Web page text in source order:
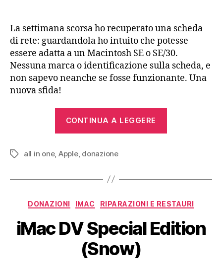
SE/30
alla
rete
locale
La settimana scorsa ho recuperato una scheda
di rete: guardandola ho intuito che potesse
essere adatta a un Macintosh SE o SE/30.
Nessuna marca o identificazione sulla scheda, e
non sapevo neanche se fosse funzionante. Una
nuova sfida!
CONTINUA A LEGGERE
rete
Tag all in one, Apple, donazione
Categorie
DONAZIONI IMAC RIPARAZIONI E RESTAURI
iMac DV Special Edition
(Snow)